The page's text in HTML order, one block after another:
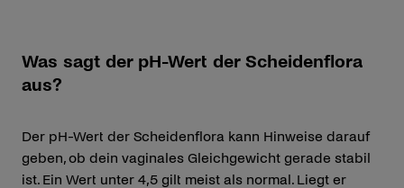
Was sagt der pH-Wert der Scheidenflora
aus?
Der pH-Wert der Scheidenflora kann Hinweise darauf
geben, ob dein vaginales Gleichgewicht gerade stabil
ist. Ein Wert unter 4,5 gilt meist als normal. Liegt er